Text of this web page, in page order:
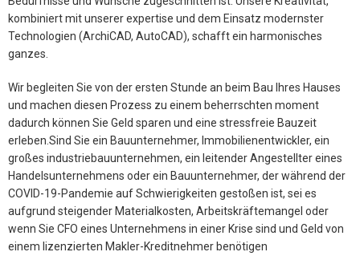
kombiniert mit unserer expertise und dem Einsatz modernster
Technologien (ArchiCAD, AutoCAD), schafft ein harmonisches
ganzes.
Wir begleiten Sie von der ersten Stunde an beim Bau Ihres Hauses
und machen diesen Prozess zu einem beherrschten moment
dadurch können Sie Geld sparen und eine stressfreie Bauzeit
erleben.Sind Sie ein Bauunternehmer, Immobilienentwickler, ein
großes industriebauunternehmen, ein leitender Angestellter eines
Handelsunternehmens oder ein Bauunternehmer, der während der
COVID-19-Pandemie auf Schwierigkeiten gestoßen ist, sei es
aufgrund steigender Materialkosten, Arbeitskräftemangel oder
wenn Sie CFO eines Unternehmens in einer Krise sind und Geld von
einem lizenzierten Makler-Kreditnehmer benötigen